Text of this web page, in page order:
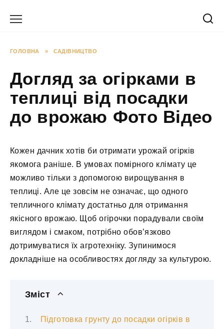
ГОЛОВНА » САДІВНИЦТВО
Догляд за огірками в
теплиці від посадки
до врожаю Фото Відео
Кожен дачник хотів би отримати урожай огірків
якомога раніше. В умовах помірного клімату це
можливо тільки з допомогою вирощування в
теплиці. Але це зовсім не означає, що одного
тепличного клімату достатньо для отримання
якісного врожаю. Щоб огірочки порадували своїм
виглядом і смаком, потрібно обов’язково
дотримуватися їх агротехніку. Зупинимося
докладніше на особливостях догляду за культурою.
Зміст
Підготовка грунту до посадки огірків в